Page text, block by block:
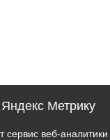
Метрику
сервис веб-